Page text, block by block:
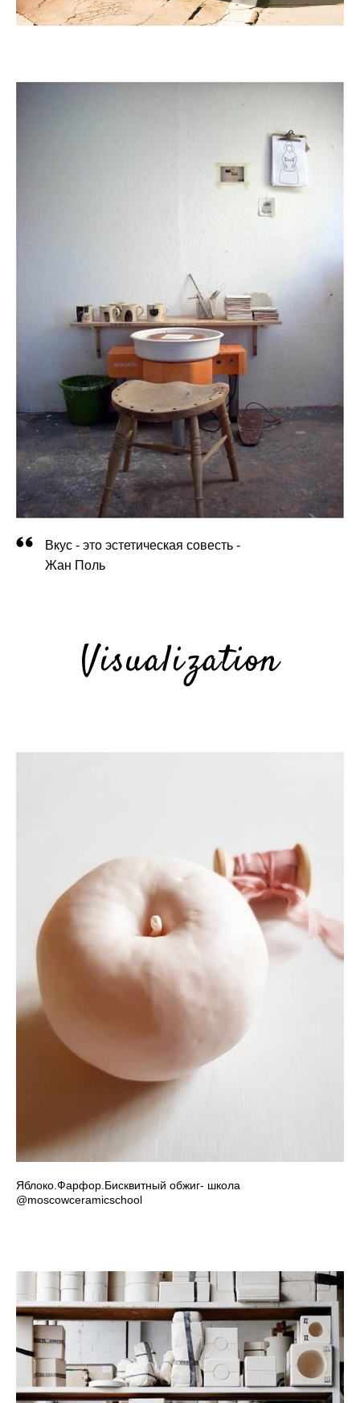
Вкус - это эстетическая совесть -
Жан Поль
Visualization
Яблоко.Фарфор.Бисквитный обжиг- школа
@moscowceramicschool